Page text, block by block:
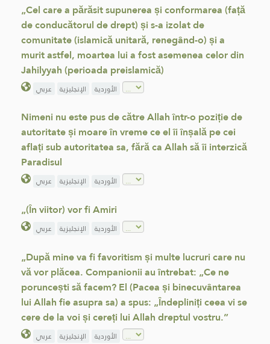
„Cel care a părăsit supunerea și conformarea (față
de conducătorul de drept) și s-a izolat de
comunitate (islamică unitară, renegând-o) și a
murit astfel, moartea lui a fost asemenea celor din
Jahilyyah (perioada preislamică)
عربي الإنجليزية الأوردية
Nimeni nu este pus de către Allah într-o poziție de
autoritate și moare în vreme ce el îi înșală pe cei
aflați sub autoritatea sa, fără ca Allah să îi interzică
Paradisul
عربي الإنجليزية الأوردية
„(În viitor) vor fi Amiri
عربي الإنجليزية الأوردية
„După mine va fi favoritism și multe lucruri care nu
vă vor plăcea. Companionii au întrebat: „Ce ne
poruncești să facem? El (Pacea și binecuvântarea
lui Allah fie asupra sa) a spus: „Îndepliniți ceea vi se
cere de la voi și cereți lui Allah dreptul vostru.”
عربي الإنجليزية الأوردية